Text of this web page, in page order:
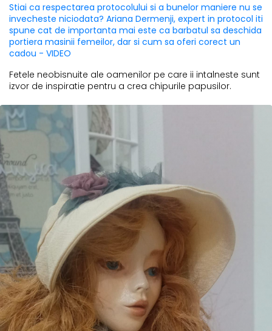
Stiai ca respectarea protocolului si a bunelor maniere nu se
invecheste niciodata? Ariana Dermenji, expert in protocol iti
spune cat de importanta mai este ca barbatul sa deschida
portiera masinii femeilor, dar si cum sa oferi corect un
cadou - VIDEO
Fetele neobisnuite ale oamenilor pe care ii intalneste sunt
izvor de inspiratie pentru a crea chipurile papusilor.